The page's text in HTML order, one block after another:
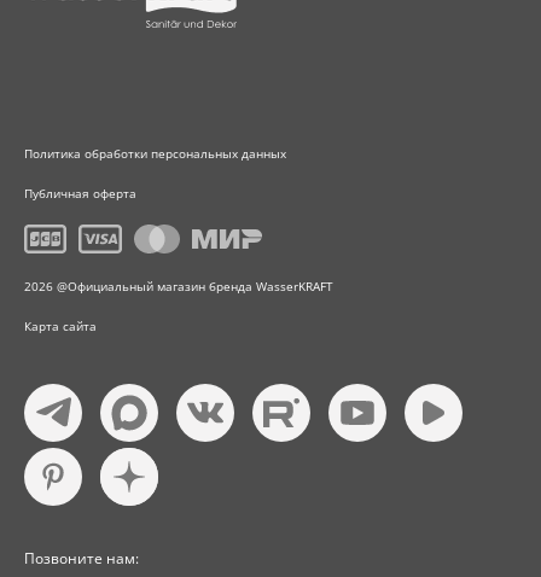
Политика обработки персональных данных
Публичная оферта
2026 @Официальный магазин бренда WasserKRAFT
Карта сайта
Позвоните нам: